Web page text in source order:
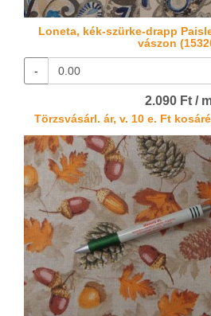
Loneta, kék-szürke-drapp
vászon
-
2.090 Ft /
Törzsvásárl. ár, v. 10 e. Ft